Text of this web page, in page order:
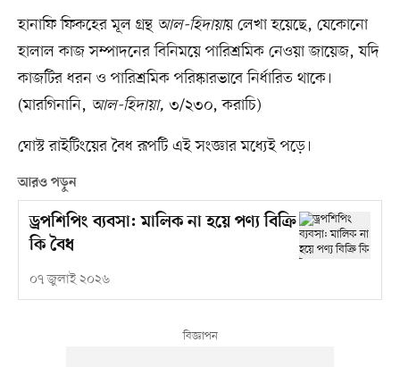
হানাফি ফিকহের মূল গ্রন্থ আল-হিদায়ায় লেখা হয়েছে, যেকোনো
হালাল কাজ সম্পাদনের বিনিময়ে পারিশ্রমিক নেওয়া জায়েজ, যদি
কাজটির ধরন ও পারিশ্রমিক পরিষ্কারভাবে নির্ধারিত থাকে।
(মারগিনানি, আল-হিদায়া, ৩/২৩০, করাচি)
ঘোস্ট রাইটিংয়ের বৈধ রূপটি এই সংজ্ঞার মধ্যেই পড়ে।
আরও পড়ুন
ড্রপশিপিং ব্যবসা: মালিক না হয়ে পণ্য বিক্রি
কি বৈধ
০৭ জুলাই ২০২৬